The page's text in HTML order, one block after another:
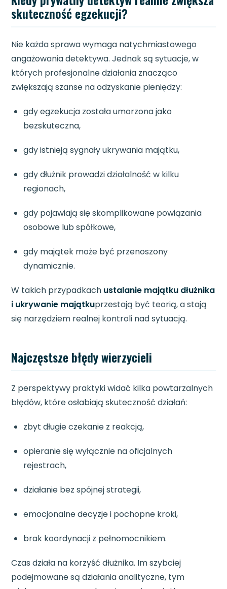
skuteczność egzekucji?
Nie każda sprawa wymaga natychmiastowego
angażowania detektywa. Jednak są sytuacje, w
których profesjonalne działania znacząco
zwiększają szanse na odzyskanie pieniędzy:
gdy egzekucja została umorzona jako
bezskuteczna,
gdy istnieją sygnały ukrywania majątku,
gdy dłużnik prowadzi działalność w kilku
regionach,
gdy pojawiają się skomplikowane powiązania
osobowe lub spółkowe,
gdy majątek może być przenoszony
dynamicznie.
W takich przypadkach ustalanie majątku dłużnika
i ukrywanie majątkuprzestają być teorią, a stają
się narzędziem realnej kontroli nad sytuacją.
Najczęstsze błędy wierzycieli
Z perspektywy praktyki widać kilka powtarzalnych
błędów, które osłabiają skuteczność działań:
zbyt długie czekanie z reakcją,
opieranie się wyłącznie na oficjalnych
rejestrach,
działanie bez spójnej strategii,
emocjonalne decyzje i pochopne kroki,
brak koordynacji z pełnomocnikiem.
Czas działa na korzyść dłużnika. Im szybciej
podejmowane są działania analityczne, tym